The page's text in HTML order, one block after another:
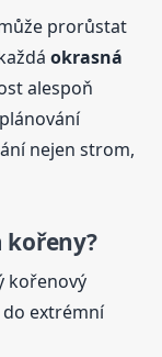
prorůstat
okrasná
alespoň
nejen strom,
kořeny?
kořenový
do extrémní